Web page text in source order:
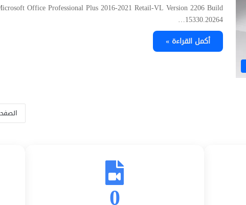
Office Professional Plus 2016-2021 Retail-VL Version 2206 Build
15330.20264…
أكمل القراءة »